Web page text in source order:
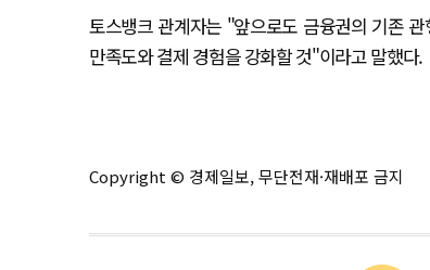
토스뱅크 관계자는 "앞으로도 금융권의 기존
만족도와 결제 경험을 강화할 것"이라고 말했다.
Copyright © 경제일보, 무단전재·재배포 금지